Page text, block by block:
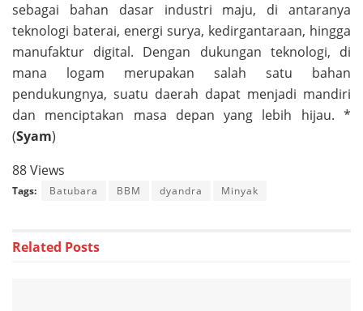
sebagai bahan dasar industri maju, di antaranya
teknologi baterai, energi surya, kedirgantaraan, hingga
manufaktur digital. Dengan dukungan teknologi, di
mana logam merupakan salah satu bahan
pendukungnya, suatu daerah dapat menjadi mandiri
dan menciptakan masa depan yang lebih hijau. *
(Syam)
88 Views
Tags: Batubara BBM dyandra Minyak
Related Posts